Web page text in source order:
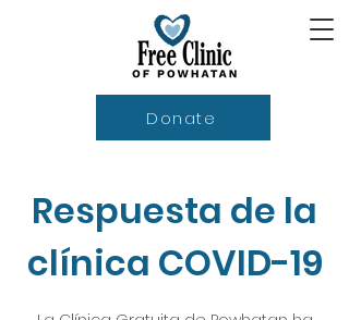
Donate
Respuesta de la
clínica COVID-19